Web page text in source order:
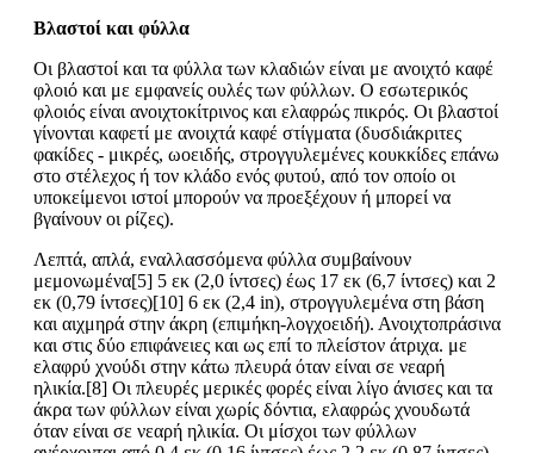
Βλαστοί και φύλλα
Οι βλαστοί και τα φύλλα των κλαδιών είναι με ανοιχτό καφέ
φλοιό και με εμφανείς ουλές των φύλλων. Ο εσωτερικός
φλοιός είναι ανοιχτοκίτρινος και ελαφρώς πικρός. Οι βλαστοί
γίνονται καφετί με ανοιχτά καφέ στίγματα (δυσδιάκριτες
φακίδες - μικρές, ωοειδής, στρογγυλεμένες κουκκίδες επάνω
στο στέλεχος ή τον κλάδο ενός φυτού, από τον οποίο οι
υποκείμενοι ιστοί μπορούν να προεξέχουν ή μπορεί να
βγαίνουν οι ρίζες).
Λεπτά, απλά, εναλλασσόμενα φύλλα συμβαίνουν
μεμονωμένα[5] 5 εκ (2,0 ίντσες) έως 17 εκ (6,7 ίντσες) και 2
εκ (0,79 ίντσες)[10] 6 εκ (2,4 in), στρογγυλεμένα στη βάση
και αιχμηρά στην άκρη (επιμήκη-λογχοειδή). Ανοιχτοπράσινα
και στις δύο επιφάνειες και ως επί το πλείστον άτριχα. με
ελαφρύ χνούδι στην κάτω πλευρά όταν είναι σε νεαρή
ηλικία.[8] Οι πλευρές μερικές φορές είναι λίγο άνισες και τα
άκρα των φύλλων είναι χωρίς δόντια, ελαφρώς χνουδωτά
όταν είναι σε νεαρή ηλικία. Οι μίσχοι των φύλλων